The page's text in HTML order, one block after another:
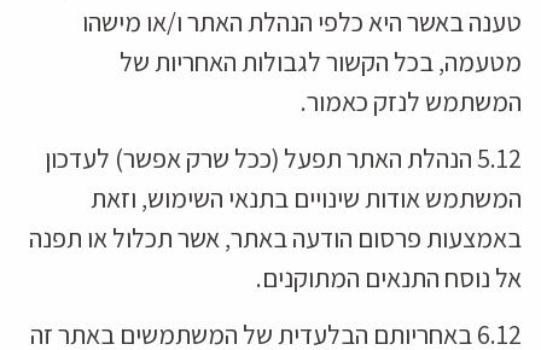
טענה באשר היא כלפי הנהלת האתר ו/או מישהו
מטעמה, בכל הקשור לגבולות האחריות של
המשתמש לנזק כאמור.
5.12 הנהלת האתר תפעל (ככל שרק אפשר) לעדכון
המשתמש אודות שינויים בתנאי השימוש, וזאת
באמצעות פרסום הודעה באתר, אשר תכלול או תפנה
אל נוסח התנאים המתוקנים.
6.12 באחריותם הבלעדית של המשתמשים באתר זה